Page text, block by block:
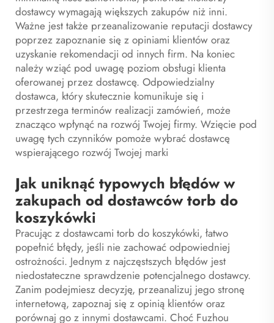
dostawcy wymagają większych zakupów niż inni.
Ważne jest także przeanalizowanie reputacji dostawcy
poprzez zapoznanie się z opiniami klientów oraz
uzyskanie rekomendacji od innych firm. Na koniec
należy wziąć pod uwagę poziom obsługi klienta
oferowanej przez dostawcę. Odpowiedzialny
dostawca, który skutecznie komunikuje się i
przestrzega terminów realizacji zamówień, może
znacząco wpłynąć na rozwój Twojej firmy. Wzięcie pod
uwagę tych czynników pomoże wybrać dostawcę
wspierającego rozwój Twojej marki
Jak uniknąć typowych błędów w
zakupach od dostawców torb do
koszykówki
Pracując z dostawcami torb do koszykówki, łatwo
popełnić błędy, jeśli nie zachować odpowiedniej
ostrożności. Jednym z najczęstszych błędów jest
niedostateczne sprawdzenie potencjalnego dostawcy.
Zanim podejmiesz decyzję, przeanalizuj jego stronę
internetową, zapoznaj się z opinią klientów oraz
porównaj go z innymi dostawcami. Choć Fuzhou